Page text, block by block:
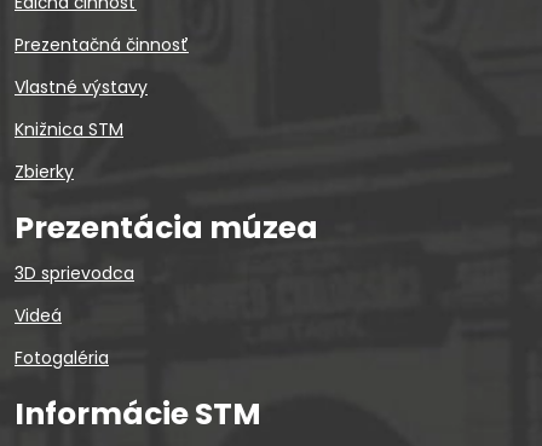
Prezentačná činnosť
Vlastné výstavy
Knižnica STM
Zbierky
Prezentácia múzea
3D sprievodca
Videá
Fotogaléria
Informácie STM